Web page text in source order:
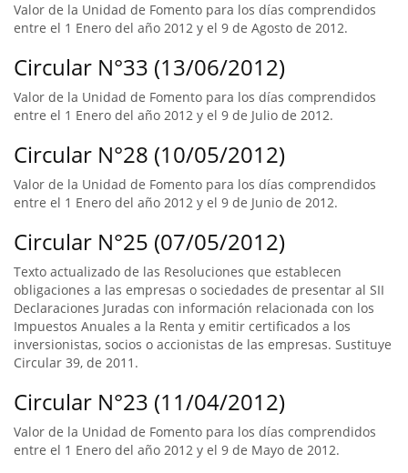
Valor de la Unidad de Fomento para los días comprendidos
entre el 1 Enero del año 2012 y el 9 de Agosto de 2012.
Circular N°33 (13/06/2012)
Valor de la Unidad de Fomento para los días comprendidos
entre el 1 Enero del año 2012 y el 9 de Julio de 2012.
Circular N°28 (10/05/2012)
Valor de la Unidad de Fomento para los días comprendidos
entre el 1 Enero del año 2012 y el 9 de Junio de 2012.
Circular N°25 (07/05/2012)
Texto actualizado de las Resoluciones que establecen
obligaciones a las empresas o sociedades de presentar al SII
Declaraciones Juradas con información relacionada con los
Impuestos Anuales a la Renta y emitir certificados a los
inversionistas, socios o accionistas de las empresas. Sustituye
Circular 39, de 2011.
Circular N°23 (11/04/2012)
Valor de la Unidad de Fomento para los días comprendidos
entre el 1 Enero del año 2012 y el 9 de Mayo de 2012.